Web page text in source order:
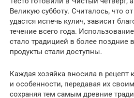
Великую субботу. Считалось, что
удастся испечь кулич, зависит
течение всего года.
стало традицией в более поздние
продукты стали доступны.
Каждая хозяйка вносила в рецепт
и особенности, передавая их
сохраняя тем самым древние